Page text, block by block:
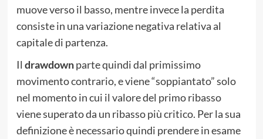
muove verso il basso, mentre invece la perdita
consiste in una variazione negativa relativa al
capitale di partenza.
Il drawdownparte quindi dal primissimo
movimento contrario, e viene “soppiantato” solo
nel momento in cui il valore del primo ribasso
viene superato da un ribasso più critico. Per la sua
definizione è necessario quindi prendere in esame